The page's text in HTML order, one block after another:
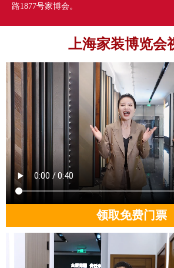
路1877号家博会。
上海家装博览会
领取免费门票